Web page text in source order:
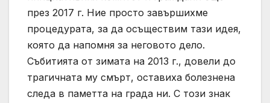
през 2017 г. Ние просто завършихме
процедурата, за да осъществим тази идея,
която да напомня за неговото дело.
Събитията от зимата на 2013 г., довели до
трагичната му смърт, оставиха болезнена
следа в паметта на града ни. С този знак